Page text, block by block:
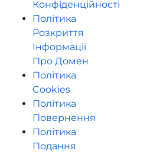
Конфіденційності
Політика
Розкриття
Інформації
Про Домен
Політика
Cookies
Політика
Повернення
Політика
Подання